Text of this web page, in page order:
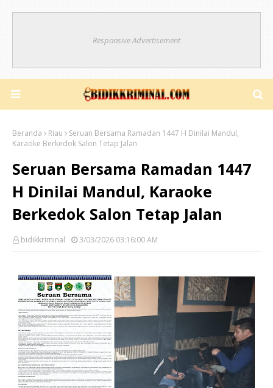
Responsive Advertisement
Beranda Riau
Seruan Bersama Ramadan 1447 H Dinilai Mandul,
Karaoke Berkedok Salon Tetap Jalan
Seruan Bersama Ramadan 1447
H Dinilai Mandul, Karaoke
Berkedok Salon Tetap Jalan
bidikkriminal 3/03/2026 03:16:00 AM